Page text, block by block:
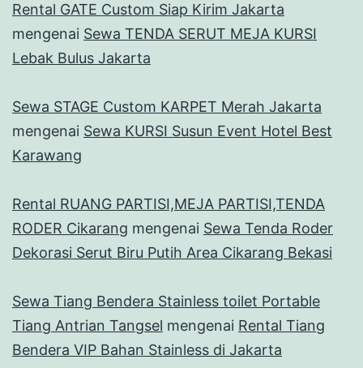
Rental GATE Custom Siap Kirim Jakarta
mengenai Sewa TENDA SERUT MEJA KURSI
Lebak Bulus Jakarta
Sewa STAGE Custom KARPET Merah Jakarta
mengenai Sewa KURSI Susun Event Hotel Best
Karawang
Rental RUANG PARTISI,MEJA PARTISI,TENDA
RODER Cikarang mengenai Sewa Tenda Roder
Dekorasi Serut Biru Putih Area Cikarang Bekasi
Sewa Tiang Bendera Stainless toilet Portable
Tiang Antrian Tangsel mengenai Rental Tiang
Bendera VIP Bahan Stainless di Jakarta